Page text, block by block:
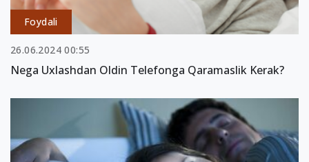
Foydali
26.06.2024 00:55
Nega Uxlashdan Oldin Telefonga Qaramaslik Kerak?